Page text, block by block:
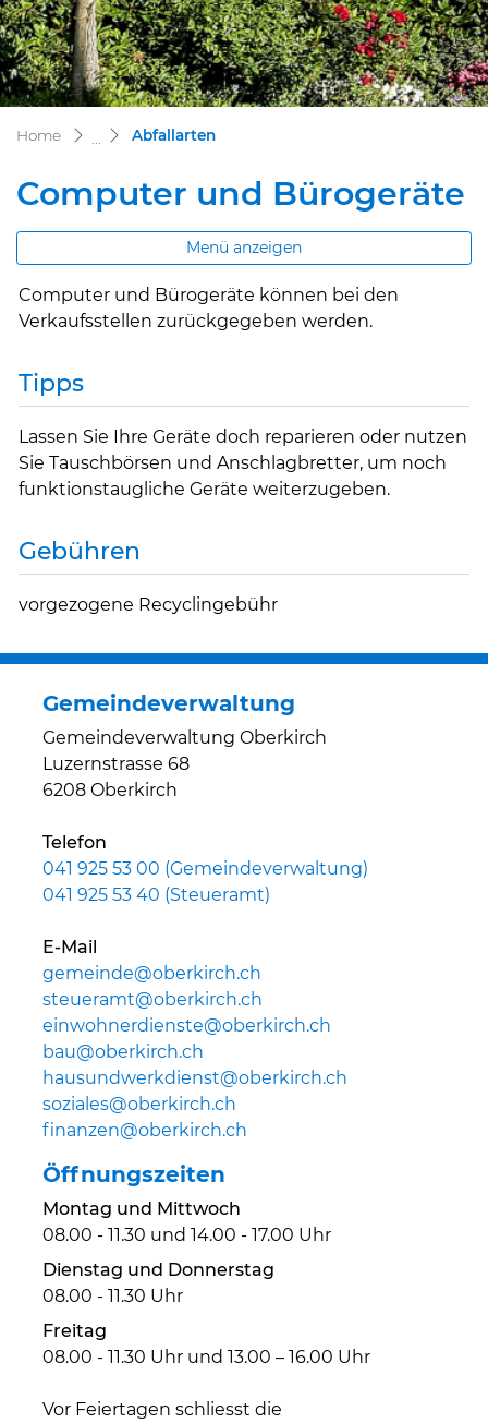
Home Abfallarten(ausgewählt)
Computer und Bürogeräte
Menü anzeigen
Computer und Bürogeräte können bei den
Verkaufsstellen zurückgegeben werden.
Tipps
Lassen Sie Ihre Geräte doch reparieren oder nutzen
Sie Tauschbörsen und Anschlagbretter, um noch
funktionstaugliche Geräte weiterzugeben.
Gebühren
vorgezogene Recyclingebühr
Gemeindeverwaltung
Gemeindeverwaltung Oberkirch
Luzernstrasse 68
6208 Oberkirch
Telefon
041 925 53 00 (Gemeindeverwaltung)
041 925 53 40 (Steueramt)
E-Mail
gemeinde@oberkirch.ch
steueramt@oberkirch.ch
einwohnerdienste@oberkirch.ch
bau@oberkirch.ch
hausundwerkdienst@oberkirch.ch
soziales@oberkirch.ch
finanzen@oberkirch.ch
Öffnungszeiten
Montag und Mittwoch
08.00 - 11.30 und 14.00 - 17.00 Uhr
Dienstag und Donnerstag
08.00 - 11.30 Uhr
Freitag
08.00 - 11.30 Uhr und 13.00 – 16.00 Uhr
Vor Feiertagen schliesst die